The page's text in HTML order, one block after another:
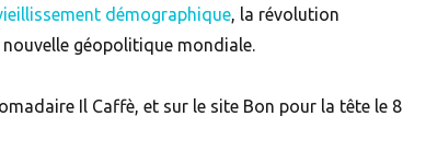
démographique, la révolution
géopolitique mondiale.
Il Caffè, et sur le site Bon pour la tête le 8